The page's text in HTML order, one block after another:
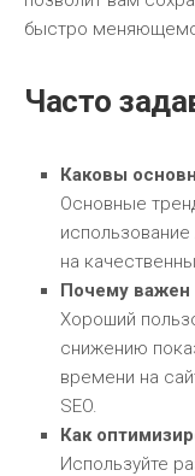
быстро
Часто
Каковы
Основные
на
Почему важен
Хороший
снижению
времени на
SEO.
Как
Используйте